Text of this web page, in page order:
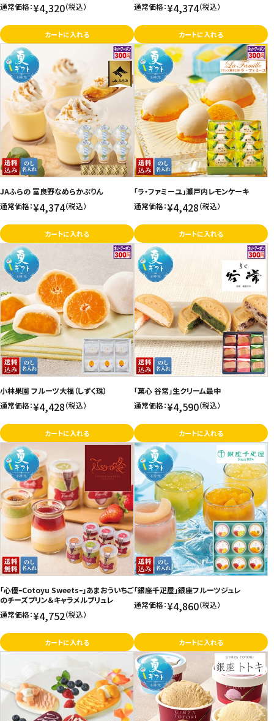
通常価格：¥4,320（税込）
カートに入れる
通常価格：¥4,374（税込）
カートに入れる
JAふらの 富良野なめらかぷりん
通常価格：¥4,374（税込）
カートに入れる
「ラ・ファミーユ」瀬戸内レモンケーキ
通常価格：¥4,428（税込）
カートに入れる
小林果園 フルーツ大福（しずく珠）
通常価格：¥4,428（税込）
カートに入れる
「菓心 谷常」生クリーム最中
通常価格：¥4,590（税込）
カートに入れる
「心優ｰCotoyu Sweetsｰ」あまおういちご
のチーズプリン＆キャラメルブリュレ
通常価格：¥4,752（税込）
カートに入れる
「銀座千疋屋」銀座フルーツジュレ
通常価格：¥4,860（税込）
カートに入れる